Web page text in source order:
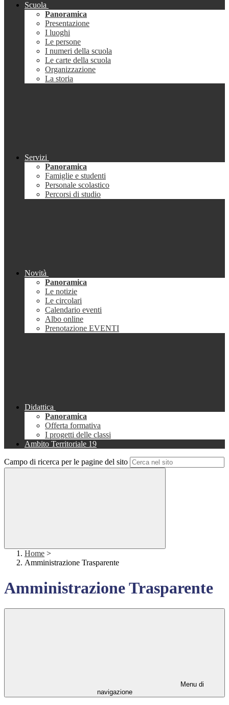
Scuola
Panoramica
Presentazione
I luoghi
Le persone
I numeri della scuola
Le carte della scuola
Organizzazione
La storia
Servizi
Panoramica
Famiglie e studenti
Personale scolastico
Percorsi di studio
Novità
Panoramica
Le notizie
Le circolari
Calendario eventi
Albo online
Prenotazione EVENTI
Didattica
Panoramica
Offerta formativa
I progetti delle classi
Ambito Territoriale 19
Campo di ricerca per le pagine del sito
Home >
Amministrazione Trasparente
Amministrazione Trasparente
Menu di
navigazione